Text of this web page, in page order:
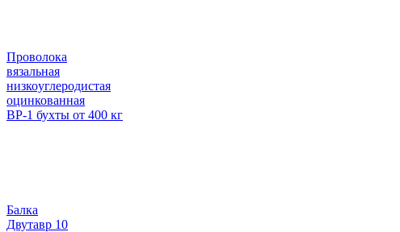
Проволока
вязальная
низкоуглеродистая
оцинкованная
ВР-1 бухты от 400 кг
Балка
Двутавр 10